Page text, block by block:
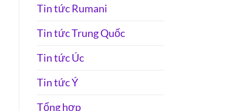
Tin tức Rumani
Tin tức Trung Quốc
Tin tức Úc
Tin tức Ý
Tổng hợp